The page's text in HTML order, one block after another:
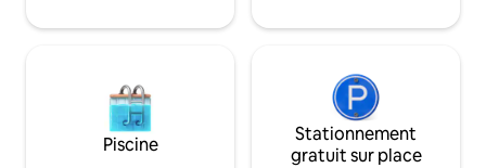
Piscine
Stationnement
gratuit sur place